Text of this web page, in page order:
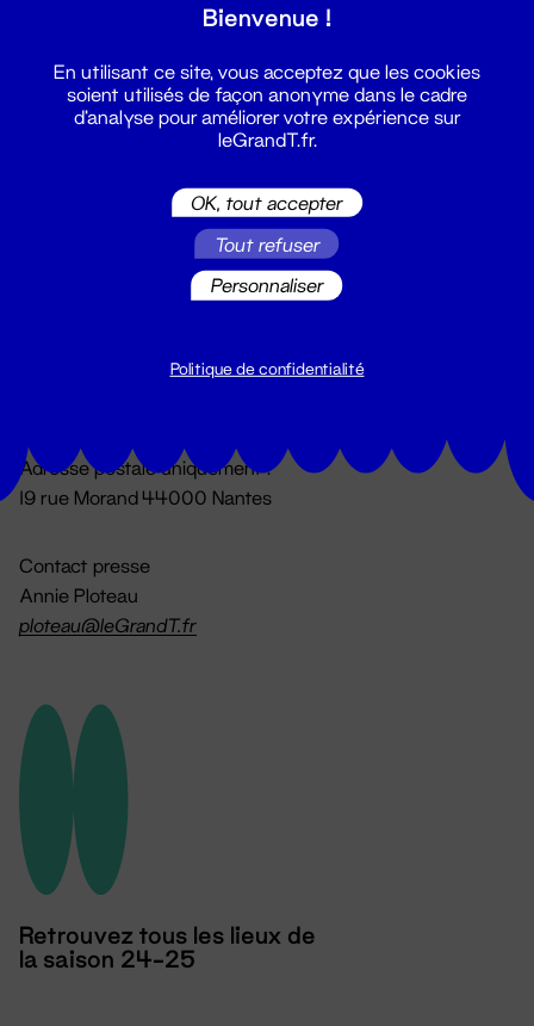
Du lundi au vendredi 14h → 18h
Adresse postale uniquement :
19 rue Morand 44000 Nantes
Contact presse
Annie Ploteau
ploteau@leGrandT.fr
Retrouvez tous les lieux de
la saison 24-25
Bienvenue !
En utilisant ce site, vous acceptez que les cookies
soient utilisés de façon anonyme dans le cadre
d'analyse pour améliorer votre expérience sur
leGrandT.fr.
OK, tout accepter
Tout refuser
Personnaliser
Politique de confidentialité